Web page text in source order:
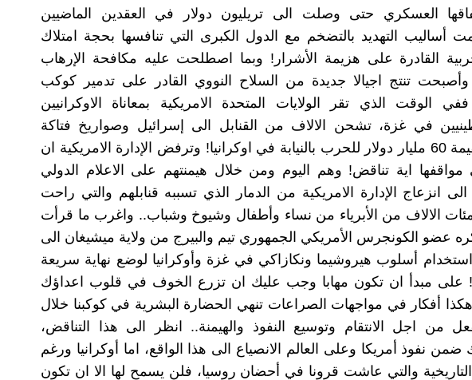
العسكري حتى وصلت الى تريليون دولار في العقدين الماضيين
أساليب التهديد بالتضخم مع الدول الكبرى التي تنافسها بحجة امتلاك
القادرة على هزيمة الأشرار! وبما اصطلحت عليه مكافحة الإرهاب
وأصبحت تنتج اجيالا جديدة من السلاح النووي القادر على تدمير كوكب
الوقت الذي تقر الولايات المتحدة الامريكية بمعاناة الاوكرانيين
في غزة، تشحن الالاف من القنابل الى إسرائيل وصواريخ فتاكة
آخرها بقيمة 60 مليار دولار للحرب بالنيابة في اوكرانيا! وترفض الإدارة الامريكية ان
اية تناقض! وهم اليوم ومن خلال هيمنتهم على الاعلام الدولي
انزعاج الإدارة الامريكية من الدمار الذي تسببه قنابلهم والتي راحت
الالاف من الأبرياء من نساء وأطفال وشيوخ وشباب.. واغرب ما قرأت
عضو الكونجرس الأمريكي الجمهوري تيم والبيرج من ولاية ميشيغان الى
أسلوب هيروشيما ونكازاكي في غزة وأوكرانيا لوضع نهاية سريعة
على مبدأ ان تكون مهابا وجب عليك ان تزرع الخوف في قلوب اعداؤك
هكذا أفكار في مواجهات الصراعات تنهي الحضارة البشرية في كوكبنا خلال
من اجل الانتقام وتوسيع النفوذ والهيمنة.. انظر الى هذا التناقض،
ضمن نفوذ أمريكا وعلى العالم الانصياع الى هذا الواقع، اما أوكرانيا ورغم
والتي عاشت قرونا في أحضان روسيا، فلن يسمح لها الا ان تكون